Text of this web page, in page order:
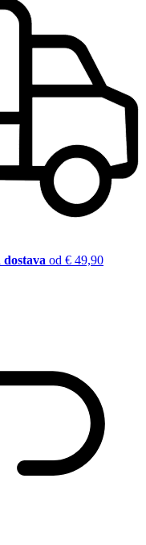
od € 49,90